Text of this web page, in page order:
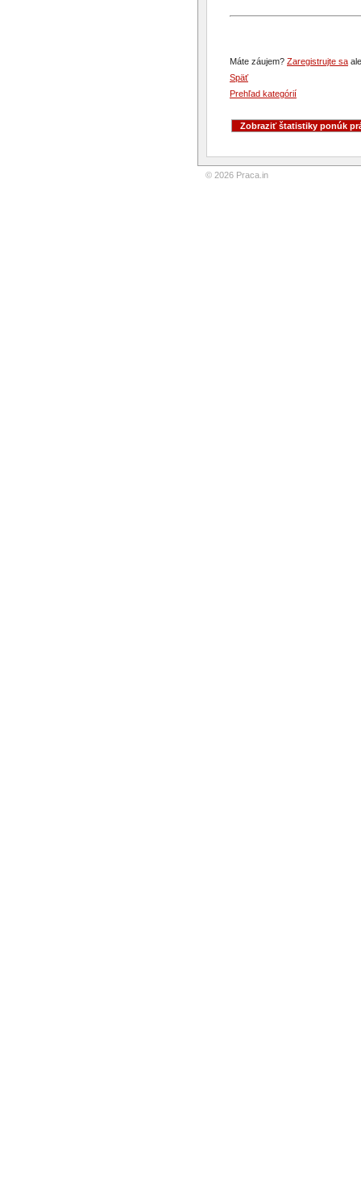
Máte záujem? Zaregistrujte sa
Späť
Prehľad kategórií
© 2026 Praca.in